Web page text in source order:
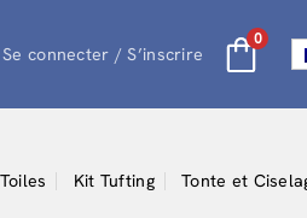
Se connecter / S’inscrire
0
Toiles Kit Tufting Tonte et